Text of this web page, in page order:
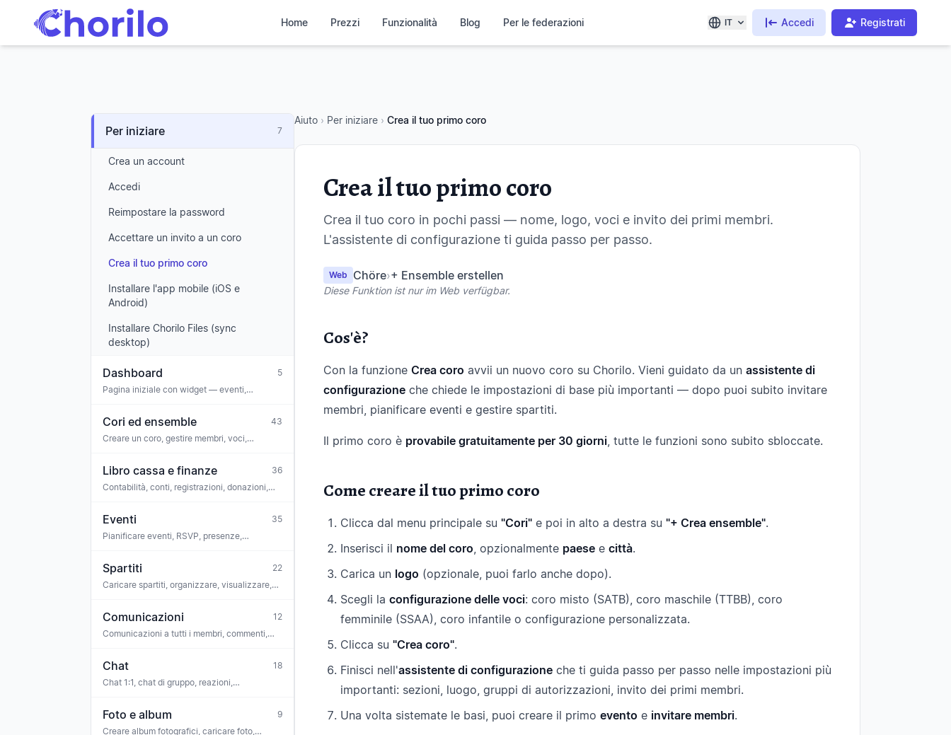
Home Prezzi Funzionalità Blog Per le federazioni IT Accedi Registrati
Per iniziare 7
Crea un account
Accedi
Reimpostare la password
Accettare un invito a un coro
Crea il tuo primo coro
Installare l'app mobile (iOS e
Android)
Installare Chorilo Files (sync
desktop)
Dashboard
5
Pagina iniziale con widget — eventi,
Cori ed ensemble
43
Creare un coro, gestire membri, voci,
abbonamento
Libro cassa e finanze
36
Contabilità, conti, registrazioni, donazioni,
Eventi
35
Pianificare eventi, RSVP, presenze,
Spartiti
22
Caricare spartiti, organizzare, visualizzare,
Comunicazioni
12
Comunicazioni a tutti i membri, commenti,
Chat
18
Chat 1:1, chat di gruppo, reazioni,
Foto e album
9
Creare album fotografici, caricare foto,
Aiuto › Per iniziare › Crea il tuo primo coro
Crea il tuo primo coro
Crea il tuo coro in pochi passi — nome, logo, voci e invito dei primi membri.
L'assistente di configurazione ti guida passo per passo.
Web Chöre›+ Ensemble erstellen
Diese Funktion ist nur im Web verfügbar.
Cos'è?
Con la funzione Crea coro avvii un nuovo coro su Chorilo. Vieni guidato da un assistente di
configurazione che chiede le impostazioni di base più importanti — dopo puoi subito invitare
membri, pianificare eventi e gestire spartiti.
Il primo coro è provabile gratuitamente per 30 giorni, tutte le funzioni sono subito sbloccate.
Come creare il tuo primo coro
Clicca dal menu principale su "Cori" e poi in alto a destra su "+ Crea ensemble".
Inserisci il nome del coro, opzionalmente paese e città.
Carica un logo (opzionale, puoi farlo anche dopo).
Scegli la configurazione delle voci: coro misto (SATB), coro maschile (TTBB), coro
femminile (SSAA), coro infantile o configurazione personalizzata.
Clicca su "Crea coro".
Finisci nell'assistente di configurazione che ti guida passo per passo nelle impostazioni più
importanti: sezioni, luogo, gruppi di autorizzazioni, invito dei primi membri.
Una volta sistemate le basi, puoi creare il primo evento e invitare membri.